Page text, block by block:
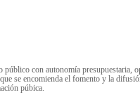
con autonomía presupuestaria,
se encomienda el fomento y la
púbica.